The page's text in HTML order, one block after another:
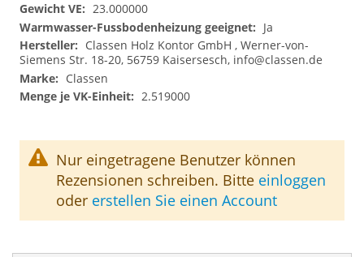
23.000000
Ja
Classen Holz Kontor GmbH , Werner-von-
Siemens Str. 18-20, 56759 Kaisersesch, info@classen.de
Classen
2.519000
Nur eingetragene Benutzer können
Rezensionen schreiben. Bitte einloggen
oder erstellen Sie einen Account